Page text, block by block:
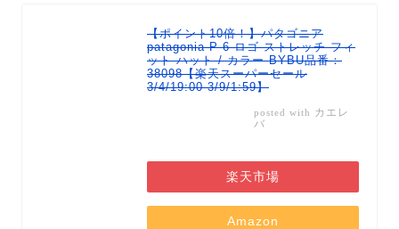
【ポイント10倍！】パタゴニア
patagonia P-6 ロゴ ストレッチ フィ
ット ハット / カラー BYBU品番：
38098【楽天スーパーセール
3/4/19:00-3/9/1:59】
posted with カエレ
バ
楽天市場
Amazon